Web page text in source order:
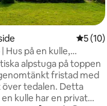
101 omdömen
5 av 5
5 (10)
Hus på en kulle,
alpstuga på toppen
fristad med
tedalen. Detta
kulle har en privat